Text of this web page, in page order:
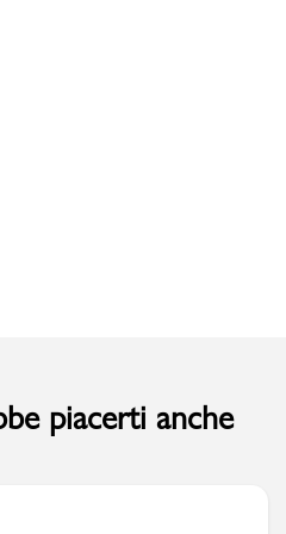
piacerti anche